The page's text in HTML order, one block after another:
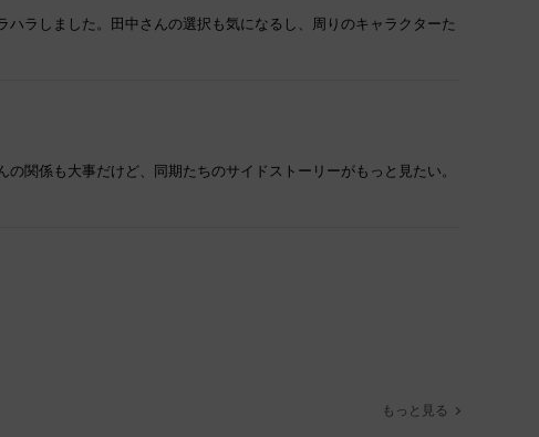
ラしました。田中さんの選択も気になるし、周りのキャラクターた
関係も大事だけど、同期たちのサイドストーリーがもっと見たい。
もっと見る